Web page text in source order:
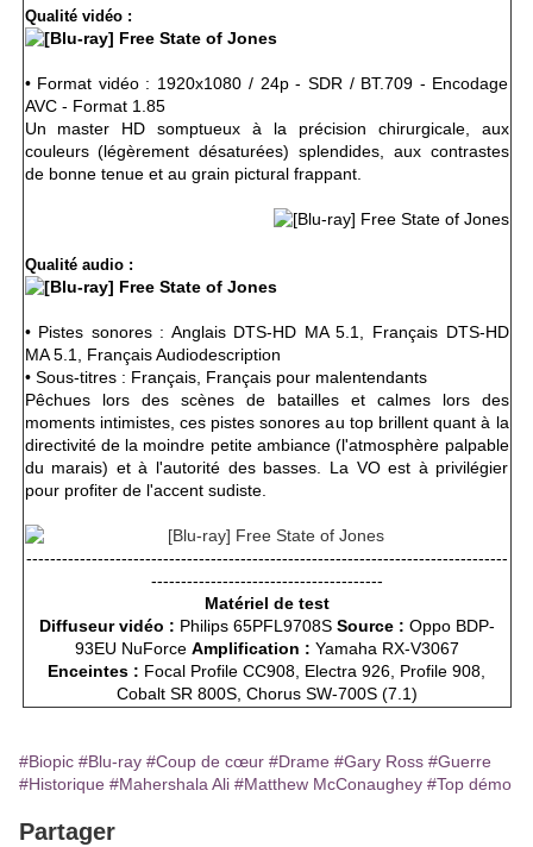
Qualité vidéo :
• Format vidéo : 1920x1080 / 24p - SDR / BT.709 - Encodage
AVC - Format 1.85
Un master HD somptueux à la précision chirurgicale, aux
couleurs (légèrement désaturées) splendides, aux contrastes
de bonne tenue et au grain pictural frappant.
Qualité audio :
• Pistes sonores : Anglais DTS-HD MA 5.1, Français DTS-HD
MA 5.1, Français Audiodescription
• Sous-titres : Français, Français pour malentendants
Pêchues lors des scènes de batailles et calmes lors des
moments intimistes, ces pistes sonores au top brillent quant à la
directivité de la moindre petite ambiance (l'atmosphère palpable
du marais) et à l'autorité des basses. La VO est à privilégier
pour profiter de l'accent sudiste.
---------------------------------------------------------------------------------
---------------------------------------
Matériel de test
Diffuseur vidéo : Philips 65PFL9708S Source : Oppo BDP-
93EU NuForce Amplification : Yamaha RX-V3067
Enceintes : Focal Profile CC908, Electra 926, Profile 908,
Cobalt SR 800S, Chorus SW-700S (7.1)
#Biopic #Blu-ray #Coup de cœur #Drame #Gary Ross #Guerre
#Historique #Mahershala Ali #Matthew McConaughey #Top démo
Partager